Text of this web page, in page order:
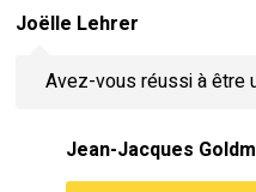
Joëlle Lehrer
Avez-vous réussi à être
Jean-Jacques